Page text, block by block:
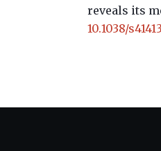
reveals its
10.1038/